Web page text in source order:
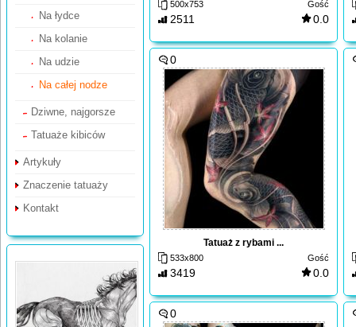
500x753 Gość
2511 0.0
0
Tatuaż z rybami ...
533x800 Gość
3419 0.0
0
Na łydce
Na kolanie
Na udzie
Na całej nodze
Dziwne, najgorsze
Tatuaże kibiców
Artykuły
Znaczenie tatuaży
Kontakt